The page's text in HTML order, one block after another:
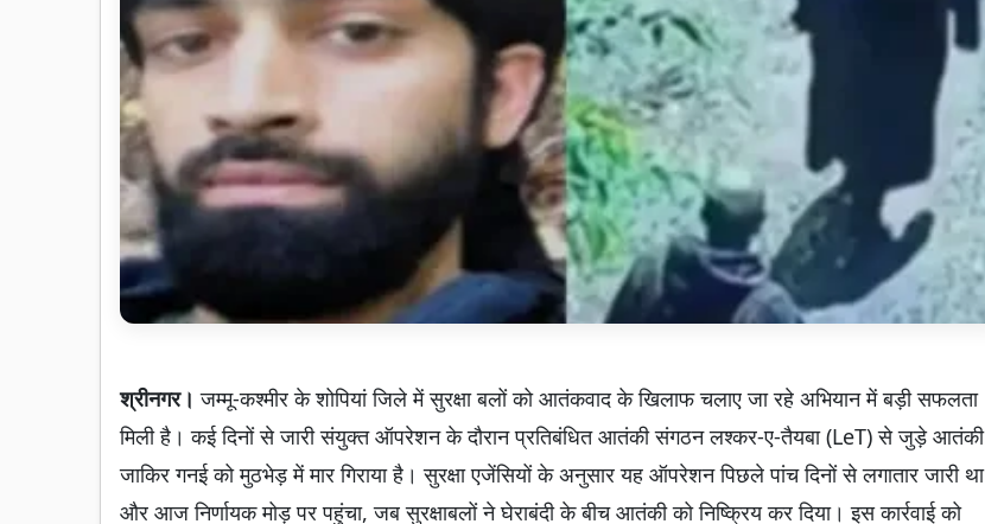
श्रीनगर।जम्मू-कश्मीर के शोपियां जिले में सुरक्षा बलों को आतंकवाद के खिलाफ चलाए जा रहे अभियान में बड़ी सफलता
मिली है। कई दिनों से जारी संयुक्त ऑपरेशन के दौरान प्रतिबंधित आतंकी संगठन लश्कर-ए-तैयबा (LeT) से जुड़े आतंकी
जाकिर गनई को मुठभेड़ में मार गिराया है। सुरक्षा एजेंसियों के अनुसार यह ऑपरेशन पिछले पांच दिनों से लगातार जारी था
और आज निर्णायक मोड़ पर पहुंचा, जब सुरक्षाबलों ने घेराबंदी के बीच आतंकी को निष्क्रिय कर दिया। इस कार्रवाई को